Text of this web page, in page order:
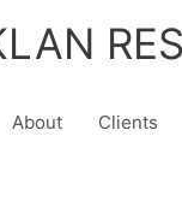
About Clients